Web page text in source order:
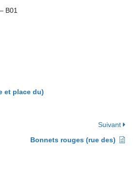
B01
et place du)
Suivant
Bonnets rouges (rue des)